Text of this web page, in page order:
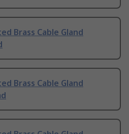
Brass Cable Gland
Brass Cable Gland